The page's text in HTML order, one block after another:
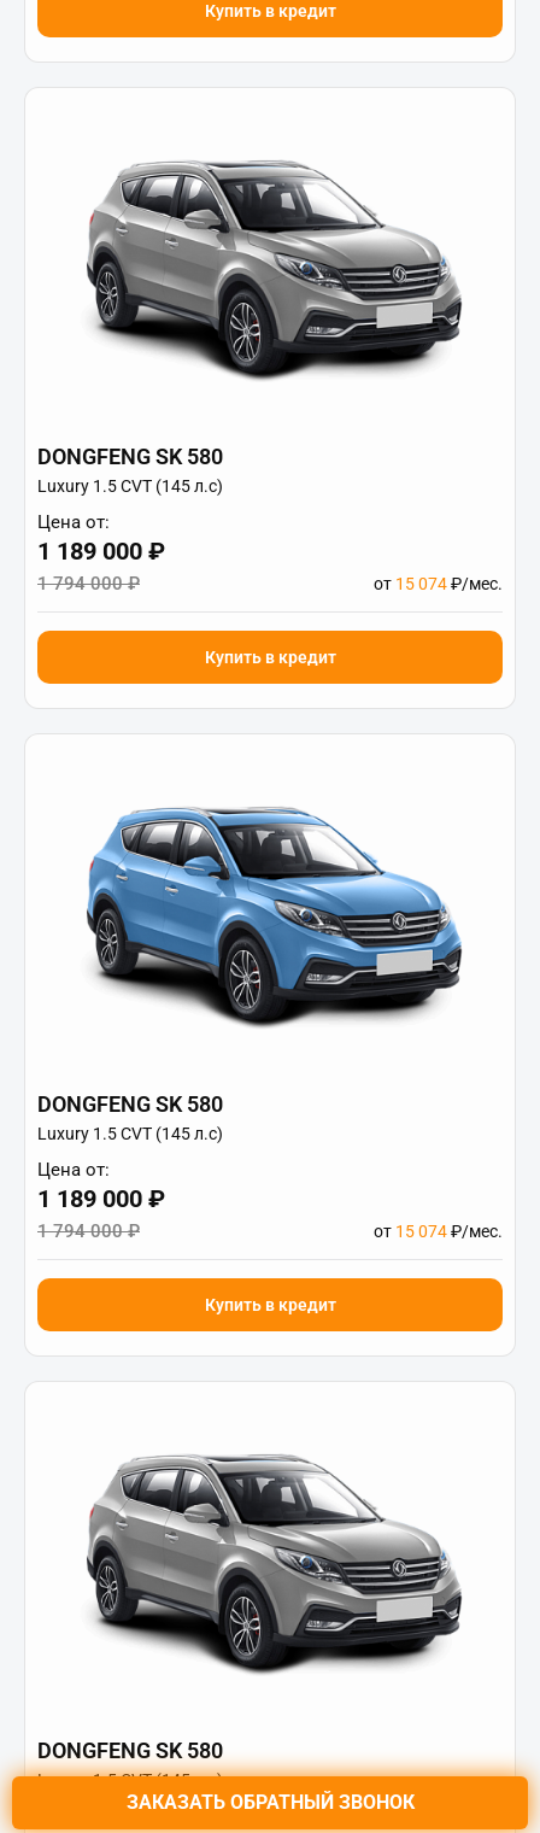
Купить в кредит
DONGFENG SK 580
Luxury 1.5 CVT (145 л.с)
Цена от:
1 189 000 ₽
1 794 000 ₽ от 15 074₽/мес.
Купить в кредит
DONGFENG SK 580
Luxury 1.5 CVT (145 л.с)
Цена от:
1 189 000 ₽
1 794 000 ₽ от 15 074₽/мес.
Купить в кредит
DONGFENG SK 580
Luxury 1.5 CVT (145 л.с)
ЗАКАЗАТЬ ОБРАТНЫЙ ЗВОНОК